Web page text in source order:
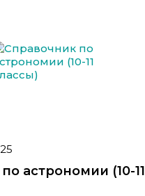
астрономии (10-11